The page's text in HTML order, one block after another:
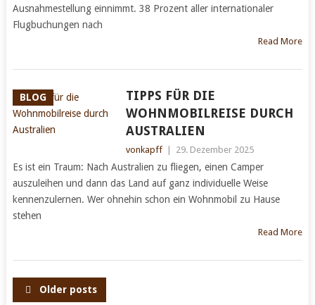
Ausnahmestellung einnimmt. 38 Prozent aller internationaler
Flugbuchungen nach
Read More
BLOG
TIPPS FÜR DIE
WOHNMOBILREISE DURCH
AUSTRALIEN
vonkapff 29. Dezember 2025
Es ist ein Traum: Nach Australien zu fliegen, einen Camper
auszuleihen und dann das Land auf ganz individuelle Weise
kennenzulernen. Wer ohnehin schon ein Wohnmobil zu Hause
stehen
Read More
POSTS
Older posts